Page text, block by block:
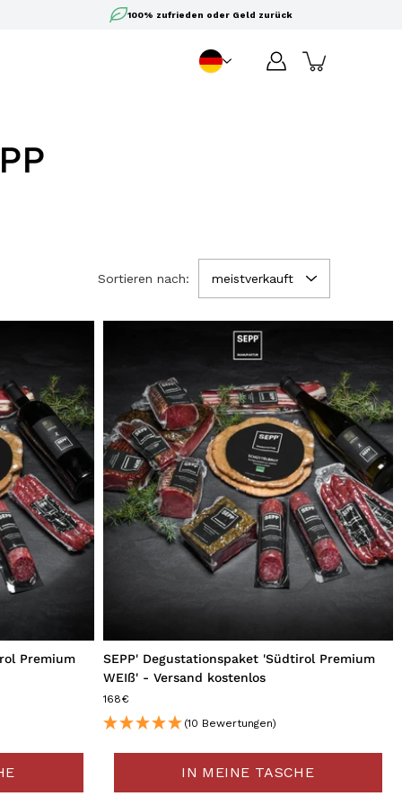
100% zufrieden oder Geld zurück
DE
Sortieren nach: meistverkauft
Premium
SEPP' Degustationspaket 'Südtirol Premium
WEIß' - Versand kostenlos
168€
(10 Bewertungen)
IN MEINE TASCHE